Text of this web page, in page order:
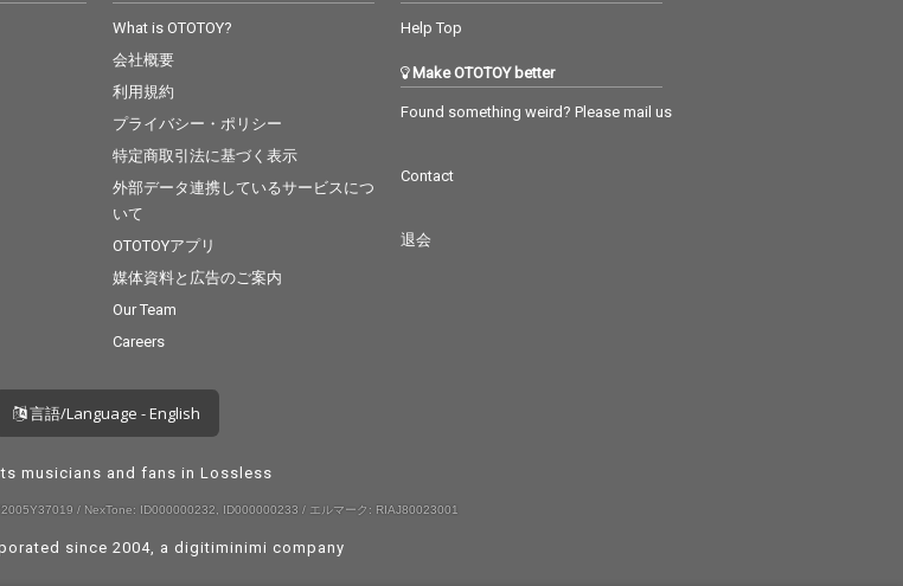
What is OTOTOY?
会社概要
利用規約
プライバシー・ポリシー
特定商取引法に基づく表示
外部データ連携しているサービスにつ
いて
OTOTOYアプリ
媒体資料と広告のご案内
Our Team
Careers
Help Top
Make OTOTOY better
Found something weird? Please mail us
Contact
退会
言語/Language - English
musicians and fans in Lossless
/ NexTone: ID000000232, ID000000233 / エルマーク: RIAJ80023001
since 2004, a digitiminimi company